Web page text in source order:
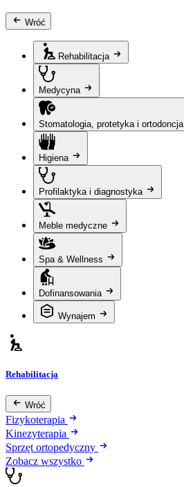
Wróć
Rehabilitacja
Medycyna
Stomatologia, protetyka i ortodoncja
Higiena
Profilaktyka i diagnostyka
Meble medyczne
Spa & Wellness
Dofinansowania
Wynajem
Rehabilitacja
Wróć
Fizykoterapia
Kinezyterapia
Sprzęt ortopedyczny
Zobacz wszystko